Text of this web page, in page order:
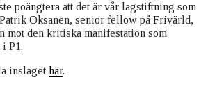
poängtera att det är vår lagstiftning som
Oksanen, senior fellow på Frivärld,
mot den kritiska manifestation som
P1.
inslaget här.